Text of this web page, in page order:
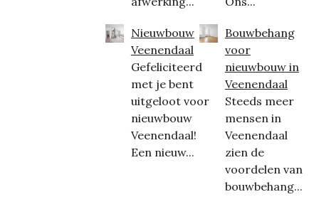
Nieuwbouw
Veenendaal
Gefeliciteerd
met je bent
uitgeloot voor
nieuwbouw
Veenendaal!
Een nieuw...
Bouwbehang
voor
nieuwbouw in
Veenendaal
Steeds meer
mensen in
Veenendaal
zien de
voordelen van
bouwbehang...